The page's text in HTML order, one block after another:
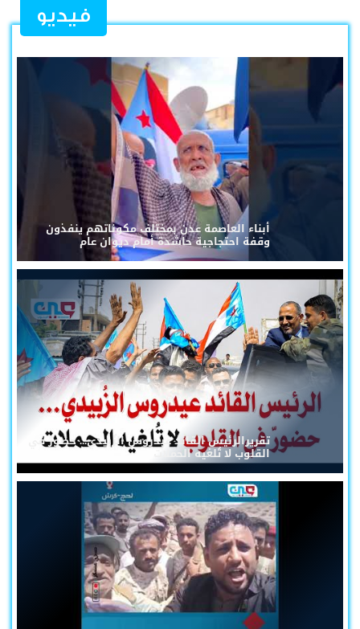
فيديو
أبناء العاصمة عدن بمختلف مكوناتهم ينفذون
وقفة احتجاجية حاشدة أمام ديوان عام
تقريرالرئيس القائد عيدروس الزُبيدي... حضورٌ في
القلوب لا تُلغيه الحملات